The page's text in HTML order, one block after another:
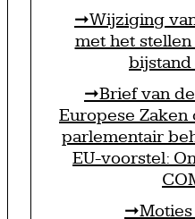
Wijziging
met het
Brief van
Europese
parlementair
EU-voorstel: